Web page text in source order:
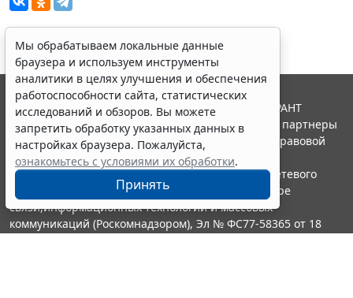
Мы обрабатываем локальные данные
браузера и используем инструменты
аналитики в целях улучшения и обеспечения
работоспособности сайта, статистических
исследований и обзоров. Вы можете
запретить обработку указанных данных в
настройках браузера. Пожалуйста,
ознакомьтесь с условиями их обработки.
Принять
© ООО "НПП "ГАРАНТ-СЕРВИС", 2026. Система ГАРАНТ
выпускается с 1990 года. Компания "Гарант" и ее партнеры
являются участниками Российской ассоциации правовой
информации ГАРАНТ.
Портал ГАРАНТ.РУ зарегистрирован в качестве сетевого
издания Федеральной службой по надзору в сфере
связи,информационных технологий и массовых
коммуникаций (Роскомнадзором), Эл № ФС77-58365 от 18